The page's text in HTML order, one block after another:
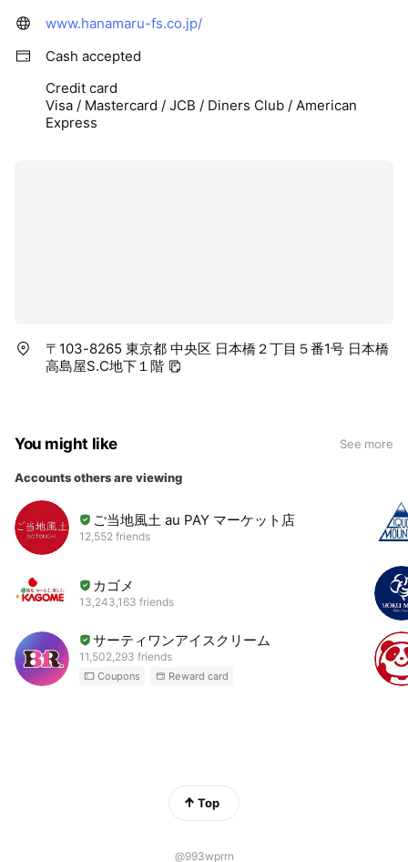
また、【食】の安全性を求めて
社内において、自主安全委員会を設置し、品質管理への意識向
上に努めています。
特に、各種の農産物においての収穫から店舗への配送と、さら
是非、お店いっぱいに広がるお惣菜畑と、出来立ての湯気を感
www.hanamaru-fs.co.jp/
Cash accepted
Credit card
Visa / Mastercard / JCB / Diners Club / American
Express
〒103-8265 東京都 中央区 日本橋２丁目５番1号 日本橋
高島屋S.C地下１階
You might like See more
Accounts others are viewing
ご当地風土 au PAY マーケット店
12,552 friends
カゴメ
13,243,163 friends
サーティワンアイスクリーム
11,502,293 friends
Coupons Reward card
Top
@993wprrn